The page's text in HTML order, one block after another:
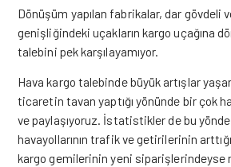
Dönüşüm yapılan fabrikalar, dar gövdeli
genişliğindeki uçakların kargo uçağına
talebini pek karşılayamıyor.
Hava kargo talebinde büyük artışlar
ticaretin tavan yaptığı yönünde bir çok
ve paylaşıyoruz. İstatistikler de bu
havayollarının trafik ve getirilerinin
kargo gemilerinin yeni siparişlerindeyse